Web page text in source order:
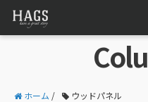
ホーム / ウッドパネル